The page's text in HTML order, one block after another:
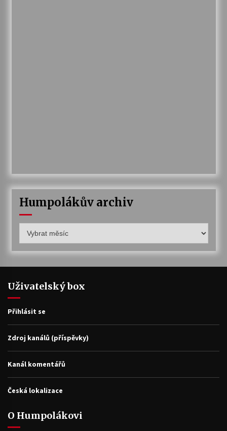
Humpolákův archiv
archiv
Uživatelský box
Přihlásit se
Zdroj kanálů (příspěvky)
Kanál komentářů
Česká lokalizace
O Humpolákovi